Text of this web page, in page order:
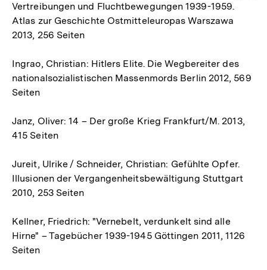
Vertreibungen und Fluchtbewegungen 1939-1959.
Atlas zur Geschichte Ostmitteleuropas Warszawa
2013, 256 Seiten
Ingrao, Christian: Hitlers Elite. Die Wegbereiter des
nationalsozialistischen Massenmords Berlin 2012, 569
Seiten
Janz, Oliver: 14 – Der große Krieg Frankfurt/M. 2013,
415 Seiten
Jureit, Ulrike / Schneider, Christian: Gefühlte Opfer.
Illusionen der Vergangenheitsbewältigung Stuttgart
2010, 253 Seiten
Kellner, Friedrich: "Vernebelt, verdunkelt sind alle
Hirne" – Tagebücher 1939-1945 Göttingen 2011, 1126
Seiten